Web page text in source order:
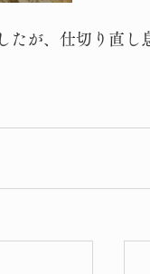
たが、仕切り直し